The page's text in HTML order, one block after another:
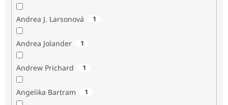
Andrea J. Larsonová 1
Andrea Jolander 1
Andrew Prichard 1
Angelika Bartram 1